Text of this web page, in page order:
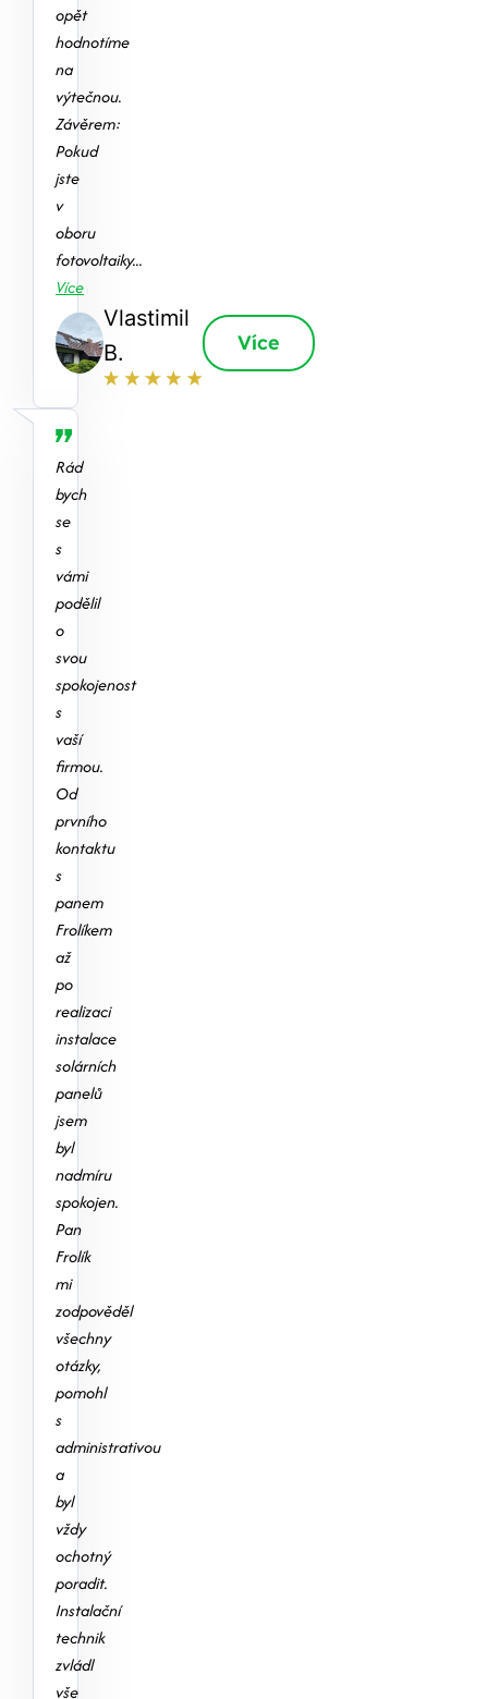
opět
hodnotíme
na
výtečnou.
Závěrem:
Pokud
jste
v
oboru
fotovoltaiky...
Více
Vlastimil
B.
Více
Rád
bych
se
s
vámi
podělil
o
svou
spokojenost
s
vaší
firmou.
Od
prvního
kontaktu
s
panem
Frolíkem
až
po
realizaci
instalace
solárních
panelů
jsem
byl
nadmíru
spokojen.
Pan
Frolík
mi
zodpověděl
všechny
otázky,
pomohl
s
administrativou
a
byl
vždy
ochotný
poradit.
Instalační
technik
zvládl
vše